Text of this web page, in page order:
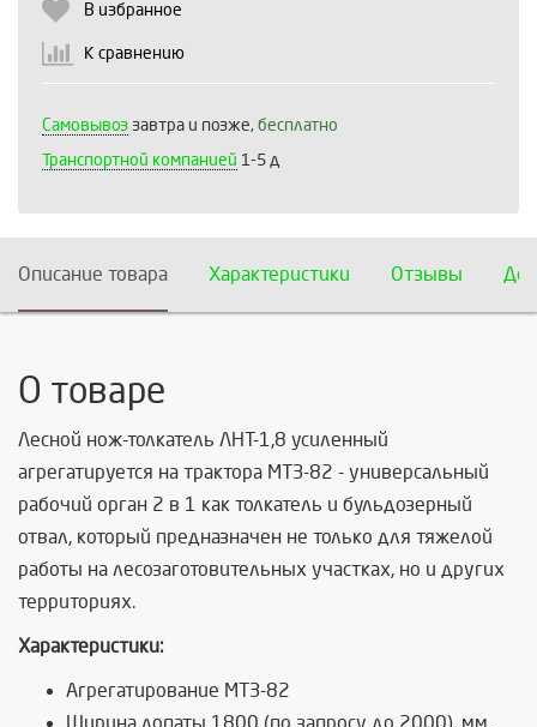
В избранное
К сравнению
Самовывоз завтра и позже, бесплатно
Транспортной компанией 1-5 д
Описание товара Характеристики Отзывы
О товаре
Лесной нож-толкатель ЛНТ-1,8 усиленный
агрегатируется на трактора МТЗ-82 - универсальный
рабочий орган 2 в 1 как толкатель и бульдозерный
отвал, который предназначен не только для тяжелой
работы на лесозаготовительных участках, но и других
территориях.
Характеристики:
Агрегатирование МТЗ-82
Ширина лопаты 1800 (по запросу до 2000), мм.